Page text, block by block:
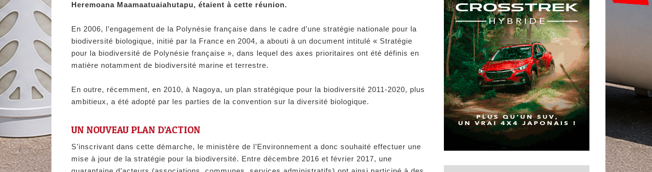
Heremoana Maamaatuaiahutapu, étaient à cette réunion.
En 2006, l’engagement de la Polynésie française dans le cadre d’une stratégie nationale pour la
biodiversité biologique, initié par la France en 2004, a abouti à un document intitulé « Stratégie
pour la biodiversité de Polynésie française », dans lequel des axes prioritaires ont été définis en
matière notamment de biodiversité marine et terrestre.
En outre, récemment, en 2010, à Nagoya, un plan stratégique pour la biodiversité 2011-2020, plus
ambitieux, a été adopté par les parties de la convention sur la diversité biologique.
UN NOUVEAU PLAN D’ACTION
S’inscrivant dans cette démarche, le ministère de l’Environnement a donc souhaité effectuer une
mise à jour de la stratégie pour la biodiversité. Entre décembre 2016 et février 2017, une